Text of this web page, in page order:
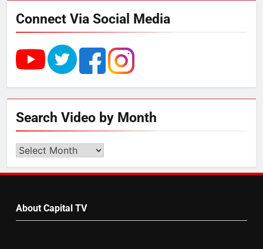
राम की नगरी अयोध्या में आने वाले भक्तों
का स्वागत करेगा लक्ष्मण द्वार
उत्तर प्रदेश में गांवों में बढ़ेंगी सुविधाएं: 67%
बढ़ा पंचायतों का बजट
Connect Via Social Media
Search Video by Month
Search
by
About Capital TV